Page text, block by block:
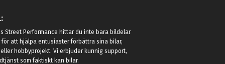
Street Performance hittar du inte bara bildelar
att hjälpa entusiaster förbättra sina bilar,
hobbyprojekt. Vi erbjuder kunnig support,
som faktiskt kan bilar.